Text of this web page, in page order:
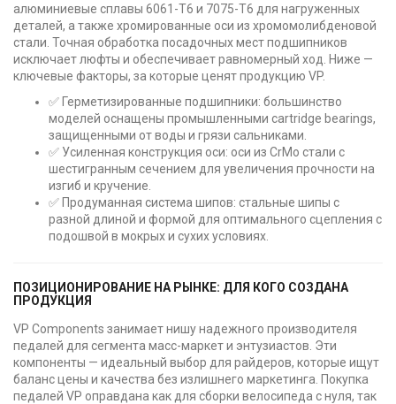
алюминиевые сплавы 6061-T6 и 7075-T6 для нагруженных
деталей, а также хромированные оси из хромомолибденовой
стали. Точная обработка посадочных мест подшипников
исключает люфты и обеспечивает равномерный ход. Ниже —
ключевые факторы, за которые ценят продукцию VP.
✅ Герметизированные подшипники: большинство
моделей оснащены промышленными cartridge bearings,
защищенными от воды и грязи сальниками.
✅ Усиленная конструкция оси: оси из CrMo стали с
шестигранным сечением для увеличения прочности на
изгиб и кручение.
✅ Продуманная система шипов: стальные шипы с
разной длиной и формой для оптимального сцепления с
подошвой в мокрых и сухих условиях.
ПОЗИЦИОНИРОВАНИЕ НА РЫНКЕ: ДЛЯ КОГО СОЗДАНА
ПРОДУКЦИЯ
VP Components занимает нишу надежного производителя
педалей для сегмента масс-маркет и энтузиастов. Эти
компоненты — идеальный выбор для райдеров, которые ищут
баланс цены и качества без излишнего маркетинга. Покупка
педалей VP оправдана как для сборки велосипеда с нуля, так